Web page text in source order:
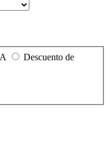
Descuento de